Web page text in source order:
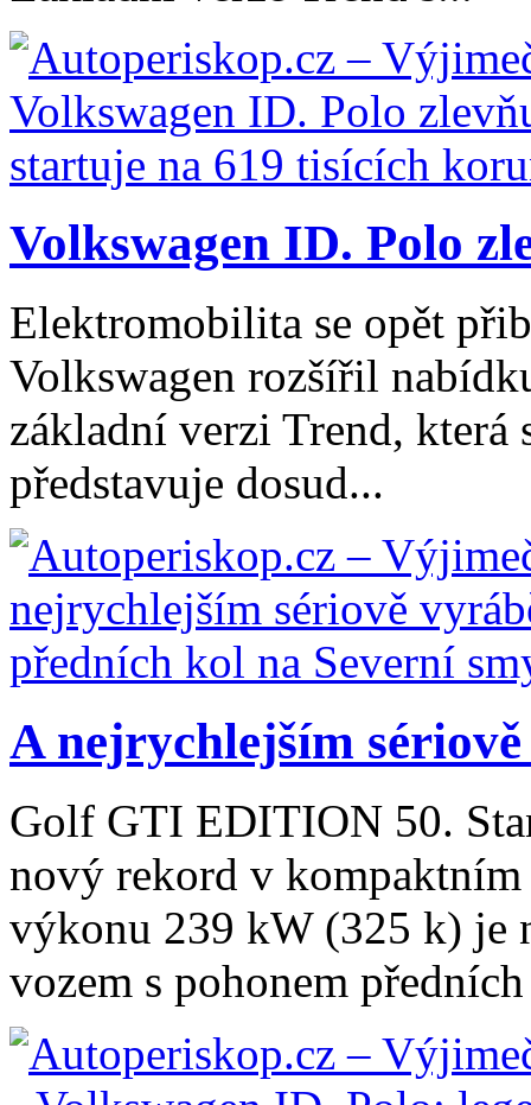
Volkswagen ID. Polo
Elektromobilita se opět
Volkswagen rozšířil
základní verzi Trend, která
představuje dosud...
A nejrychlejším
Golf GTI EDITION 50.
nový rekord v
výkonu 239 kW (325 k) je
vozem s pohonem